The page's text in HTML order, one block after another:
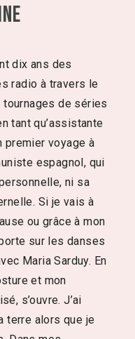
dix ans des
radio à travers le
de séries
tant qu’assistante
premier voyage à
espagnol, qui
ni sa
Si je vais à
ou grâce à mon
sur les danses
Maria Sarduy. En
et mon
s’ouvre. J’ai
terre alors que je